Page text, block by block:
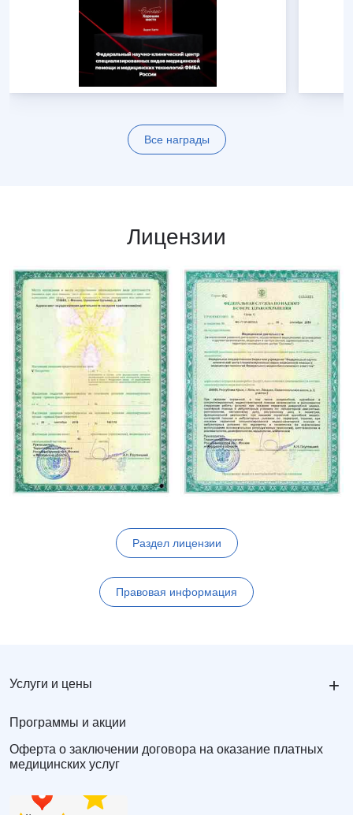
Все награды
Лицензии
Раздел лицензии
Правовая информация
Услуги и цены +
Программы и акции
Оферта о заключении договора на оказание платных
медицинских услуг